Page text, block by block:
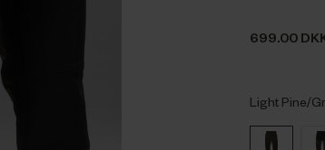
699.00
Light Pine/